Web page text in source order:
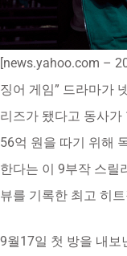
[news.yahoo.com –
징어 게임” 드라마가
리즈가 됐다고 동사
56억 원을 따기 위해
한다는 이 9부작 스릴
뷰를 기록한 최고 히
9월17일 첫 방을 내보